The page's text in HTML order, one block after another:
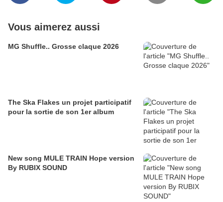
Vous aimerez aussi
MG Shuffle.. Grosse claque 2026
The Ska Flakes un projet participatif
pour la sortie de son 1er album
New song MULE TRAIN Hope version
By RUBIX SOUND